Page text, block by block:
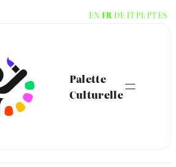
Palette
Culturelle
EN FR DE ITPL PTES